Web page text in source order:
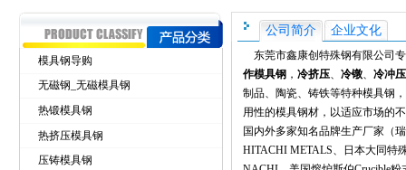
模具钢导购
无磁钢_无磁模具钢
热锻模具钢
热挤压模具钢
压铸模具钢
公司简介 企业文化
东莞市鑫康创特殊钢有限公司
作模具钢 ， 冷挤压、 冷镦、 冷冲压
制品、陶瓷、铸铁等特种模具钢
用性的模具钢材，以适应市场的
国内外多家知名品牌生产厂家（
HITACHI METALS、日本大同特